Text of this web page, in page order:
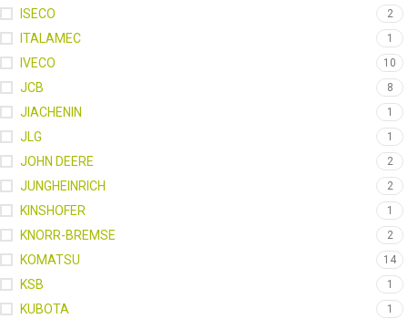
ISECO 2
ITALAMEC 1
IVECO 10
JCB 8
JIACHENIN 1
JLG 1
JOHN DEERE 2
JUNGHEINRICH 2
KINSHOFER 1
KNORR-BREMSE 2
KOMATSU 14
KSB 1
KUBOTA 1